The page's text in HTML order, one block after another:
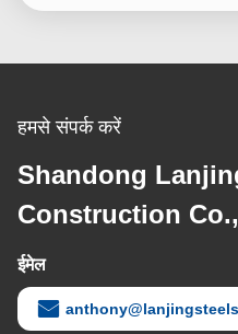
हमसे संपर्क करें
Shandong
Construction
ईमेल